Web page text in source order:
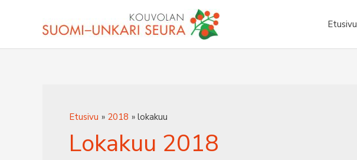
Etusivu
Etusivu 2018 lokakuu
Lokakuu 2018